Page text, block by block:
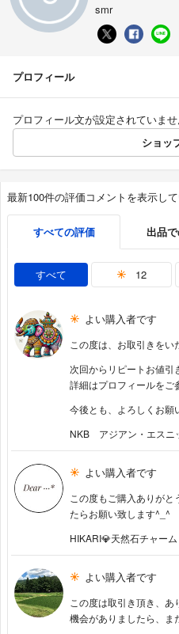
smr
プロフィール
プロフィール文が設定されていま
ショッ
最新100件の評価コメントを表示し
すべての評価 出品
すべて 12
よい購入者です
この度は、お取引きをい
次回からリピートお値引
詳細はプロフィールをご
今後とも、よろしくお願
NKB アジアン・エスニ
よい購入者です
この度もご購入ありが
たらお願い致します^⁠_⁠^
HIKARI💎天然石チャーム
よい購入者です
この度は取引き頂き、あ
機会がありましたら、ま